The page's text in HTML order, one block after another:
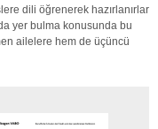
dili öğrenerek hazırlanırlar
yer bulma konusunda bu
ailelere hem de üçüncü